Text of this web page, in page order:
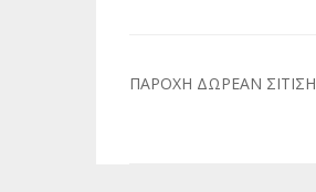
Πλοήγηση
ΠΑΡΟΧΗ ΔΩΡΕΑΝ